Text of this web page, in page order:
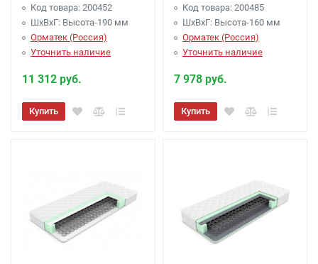
Код товара: 200452
ШхВхГ: Высота-190 мм
Орматек (Россия)
Уточнить наличие
11 312 руб.
Купить
Код товара: 200485
ШхВхГ: Высота-160 мм
Орматек (Россия)
Уточнить наличие
7 978 руб.
Купить